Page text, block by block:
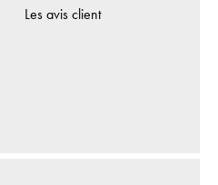
Les avis client